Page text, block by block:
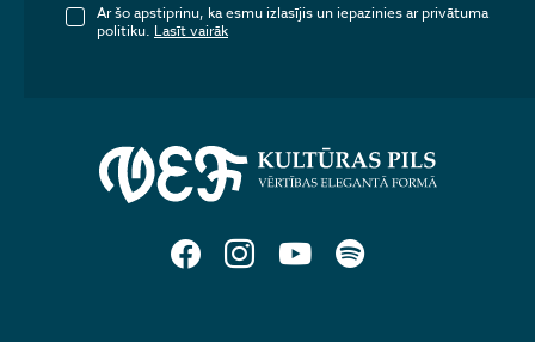
Ar šo apstiprinu, ka esmu izlasījis un iepazinies ar privātuma
politiku. Lasīt vairāk